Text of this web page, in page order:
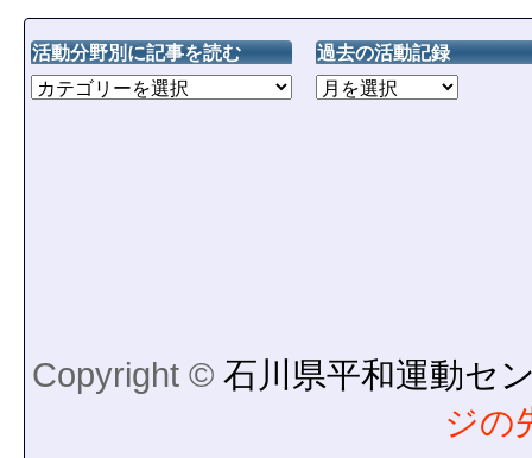
活動分野別に記事を読む 過去の活動記録
Copyright © 石川県平和運動セ
ジの